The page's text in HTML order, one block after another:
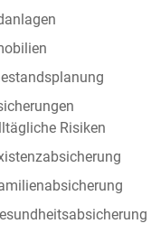
Risiken